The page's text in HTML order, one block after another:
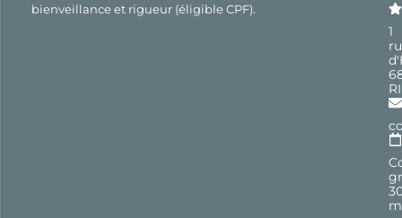
bienveillance et rigueur (éligible CPF).
1